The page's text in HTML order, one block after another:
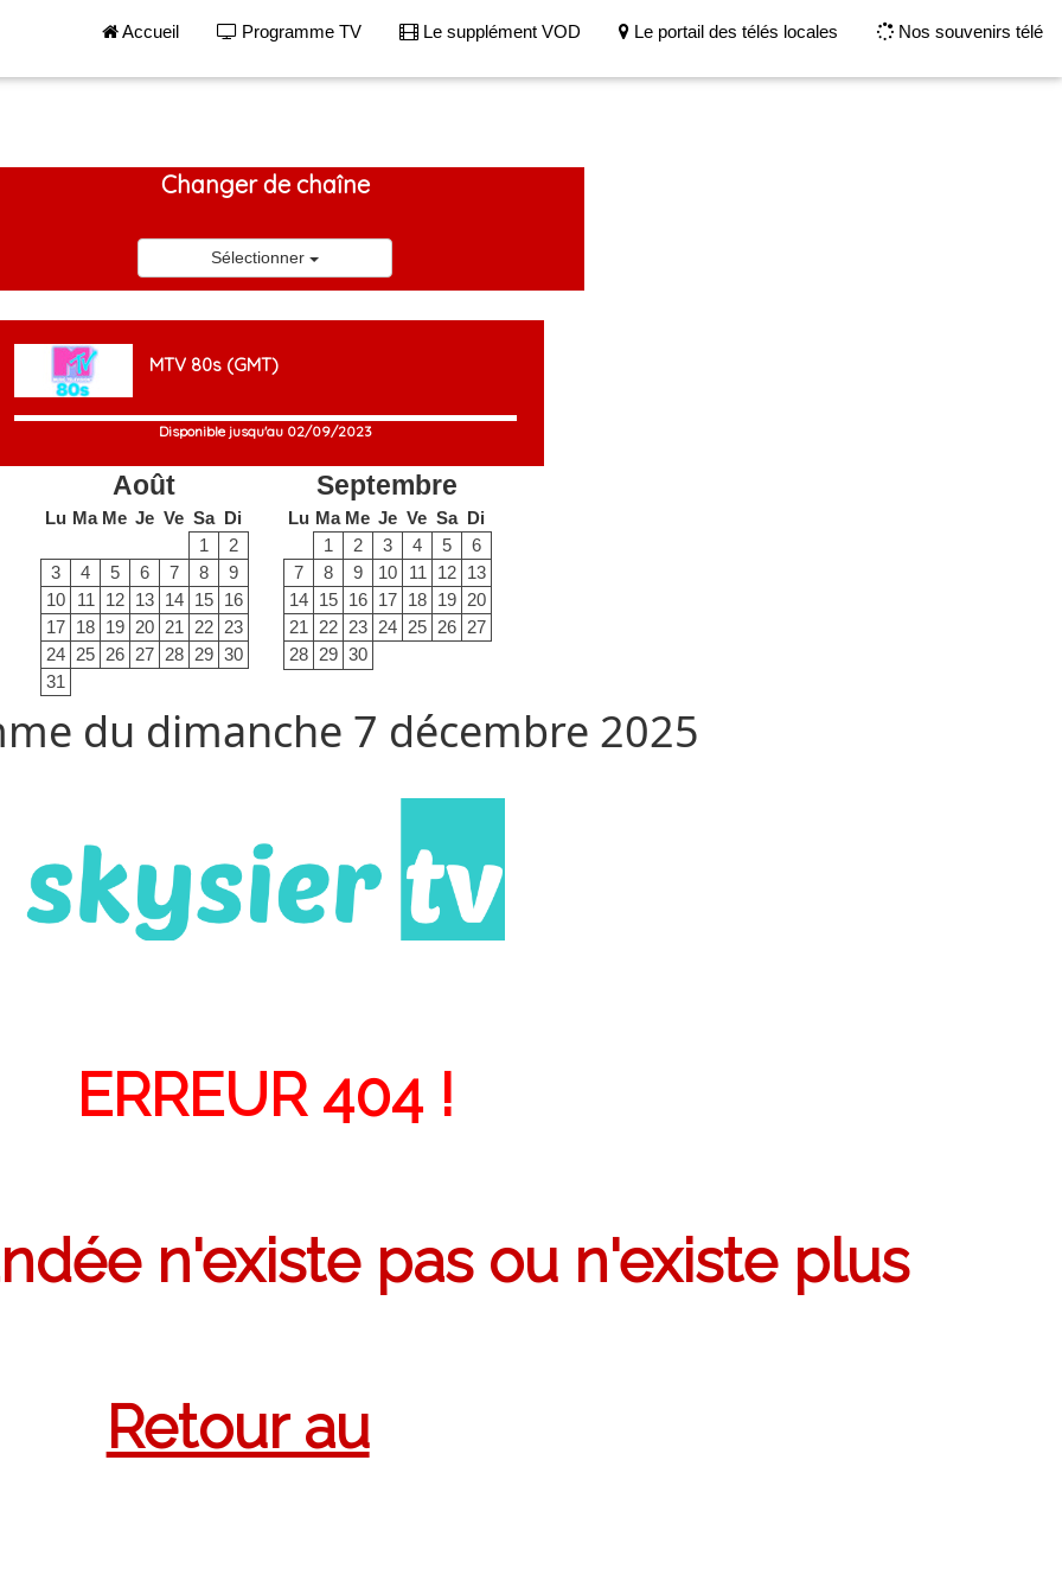
Accueil Programme TV Le supplément VOD Le portail des télés locales Nos souvenirs télé
Changer de chaîne
Sélectionner
MTV 80s (GMT)
Disponible jusqu'au 02/09/2023
Août
Lu Ma Me Je Ve Sa Di
1
2
3
4 5 6 7 8
9
10
11 12 13 14 15 16
17 18 19 20 21 22 23
24 25 26 27 28 29 30
31
Septembre
Lu Ma Me Je Ve Sa Di
1
2 3 4 5
6
7
8 9 10 11 12 13
14 15 16 17 18 19 20
21
22 23 24 25 26 27
28 29 30
du dimanche 7 décembre 2025